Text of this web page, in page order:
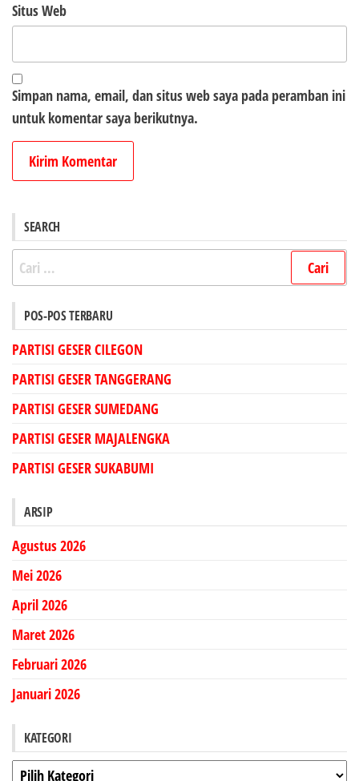
Situs Web
Simpan nama, email, dan situs web saya pada peramban ini
untuk komentar saya berikutnya.
SEARCH
Cari
untuk:
POS-POS TERBARU
PARTISI GESER CILEGON
PARTISI GESER TANGGERANG
PARTISI GESER SUMEDANG
PARTISI GESER MAJALENGKA
PARTISI GESER SUKABUMI
ARSIP
Agustus 2026
Mei 2026
April 2026
Maret 2026
Februari 2026
Januari 2026
KATEGORI
Kategori